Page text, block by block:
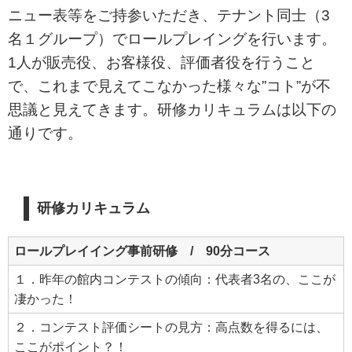
ニュー表等をご持参いただき、テナント同士（3
名１グループ）でロールプレイングを行います。
1人が販売役、お客様役、評価者役を行うこと
で、これまで見えてこなかった様々な”コト”が不
思議と見えてきます。研修カリキュラムは以下の
通りです。
研修カリキュラム
ロールプレイイング事前研修 / 90分コース
１．昨年の館内コンテストの傾向：代表者3名の、ここが
凄かった！
２．コンテスト評価シートの見方：高点数を得るには、
ここがポイント？！